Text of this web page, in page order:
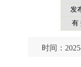
发
有
时间：